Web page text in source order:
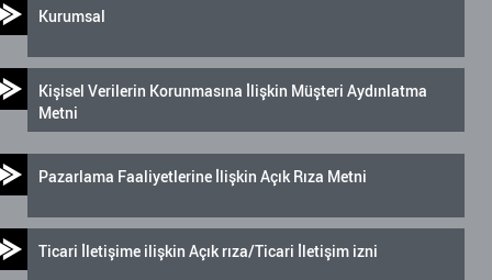
Kurumsal
Kişisel Verilerin Korunmasına İlişkin Müşteri Aydınlatma
Metni
Pazarlama Faaliyetlerine İlişkin Açık Rıza Metni
Ticari İletişime ilişkin Açık rıza/Ticari İletişim izni